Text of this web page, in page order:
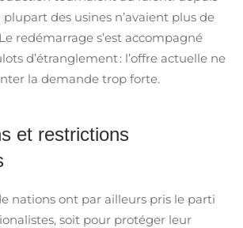
des usines n’avaient plus de
redémarrage s’est accompagné
d’étranglement : l’offre actuelle ne
la demande trop forte.
et restrictions
nations ont par ailleurs pris le parti
soit pour protéger leur